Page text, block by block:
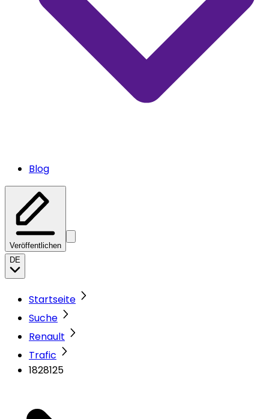
Blog
Veröffentlichen
DE
Startseite
Suche
Renault
Trafic
1828125